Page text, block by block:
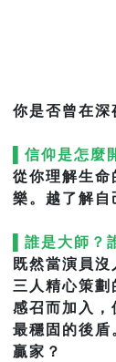
你是否曾在深
▌信仰是怎麼
從你理解生
樂。越了解自
▌誰是大師？
既然當演員
三人精心策
感召而加入
最穩固的後
贏家？